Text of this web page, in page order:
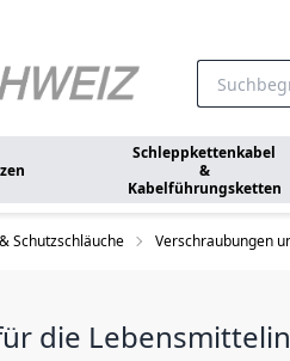
Schleppkettenkabel
&
Kabelführungsketten
Schutzschläuche Verschraubungen
die